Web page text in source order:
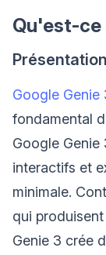
Qu'est-ce
Google Genie
fondamental
Google
interactifs et
minimale.
qui
Genie 3 crée